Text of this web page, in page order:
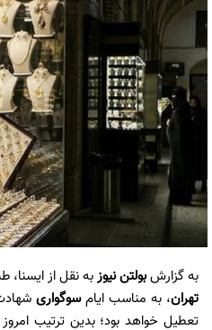
به گزارشبولتن نیوزبه نقل از
تهران، به مناسب ایامسوگواری
تعطیل خواهد بود؛ بدین ترتیب